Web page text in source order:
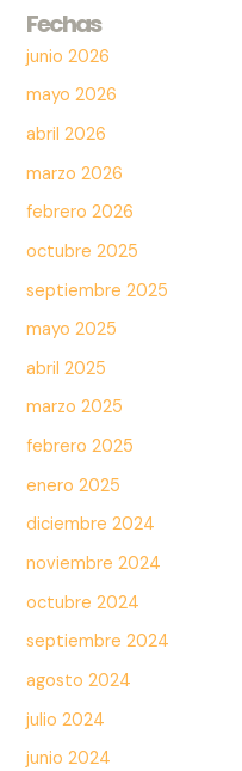
Fechas
junio 2026
mayo 2026
abril 2026
marzo 2026
febrero 2026
octubre 2025
septiembre 2025
mayo 2025
abril 2025
marzo 2025
febrero 2025
enero 2025
diciembre 2024
noviembre 2024
octubre 2024
septiembre 2024
agosto 2024
julio 2024
junio 2024